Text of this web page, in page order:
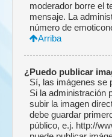
moderador borre el
mensaje. La
número de
Arriba
¿Puedo publicar
Sí, las imágenes se
Si la administración
subir la imagen
debe guardar
público, e.j. http://